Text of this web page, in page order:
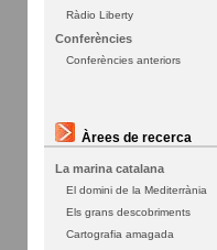
Ràdio Liberty
Conferències
Conferències anteriors
Àrees de recerca
La marina catalana
El domini de la Mediterrània
Els grans descobriments
Cartografia amagada